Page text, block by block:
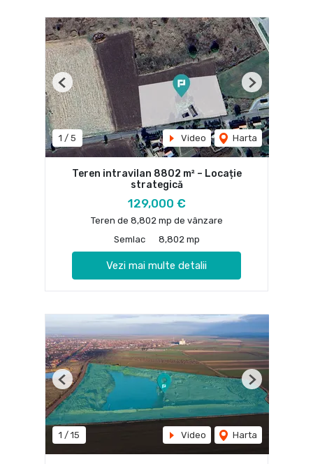
1 / 5 Video Harta
Previous Next
Teren intravilan 8802 m² – Locație
strategică
129,000 €
Teren de 8,802 mp de vânzare
Semlac
8,802 mp
Vezi mai multe detalii
1 / 15 Video Harta
Previous Next